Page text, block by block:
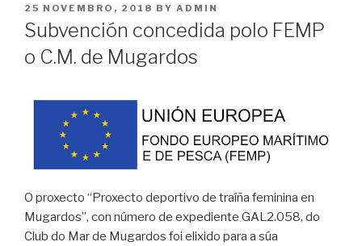
POSTED
ON
25 NOVEMBRO, 2018 BY ADMIN
Subvención concedida polo FEMP
o C.M. de Mugardos
O proxecto “Proxecto deportivo de traíña feminina en
Mugardos”, con número de expediente GAL2.058, do
Club do Mar de Mugardos foi elixido para a súa